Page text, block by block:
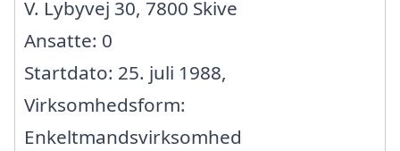
V. Lybyvej 30, 7800 Skive
Ansatte: 0
Startdato: 25. juli 1988,
Virksomhedsform:
Enkeltmandsvirksomhed